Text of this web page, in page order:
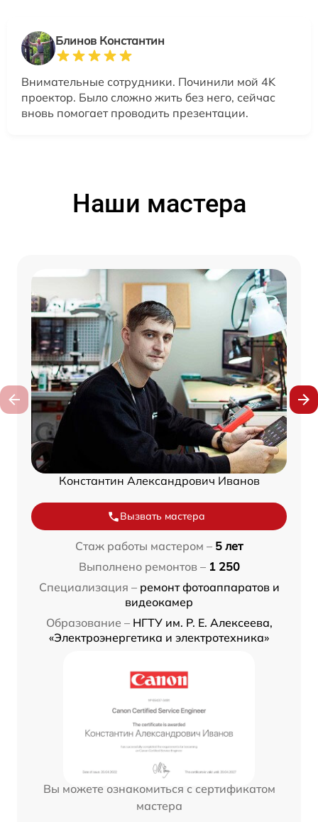
Блинов Константин
Внимательные сотрудники. Починили мой 4K
проектор. Было сложно жить без него, сейчас
вновь помогает проводить презентации.
Наши мастера
Константин Александрович Иванов
Вызвать мастера
Стаж работы мастером – 5 лет
Выполнено ремонтов – 1 250
Специализация – ремонт фотоаппаратов и
видеокамер
Образование – НГТУ им. Р. Е. Алексеева,
«Электроэнергетика и электротехника»
Вы можете ознакомиться с сертификатом
мастера